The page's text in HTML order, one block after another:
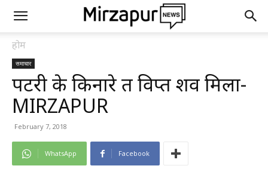
होम
समाचार
पटरी के किनारे क्षत विक्षप्त शव मिला-
MIRZAPUR
February 7, 2018
WhatsApp Facebook